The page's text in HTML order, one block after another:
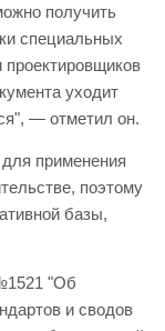
получить
специальных
проектировщиков
уходит
— отметил он.
применения
поэтому
базы,
"Об
и сводов